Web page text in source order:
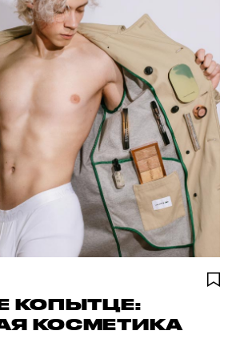
КОПЫТЦЕ:
КОСМЕТИКА